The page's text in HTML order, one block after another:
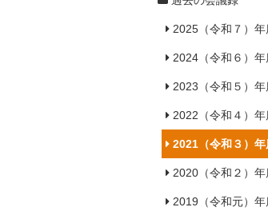
2025（令和７）年
2024（令和６）年
2023（令和５）年
2022（令和４）年
2021（令和３）年
2020（令和２）年
2019（令和元）年